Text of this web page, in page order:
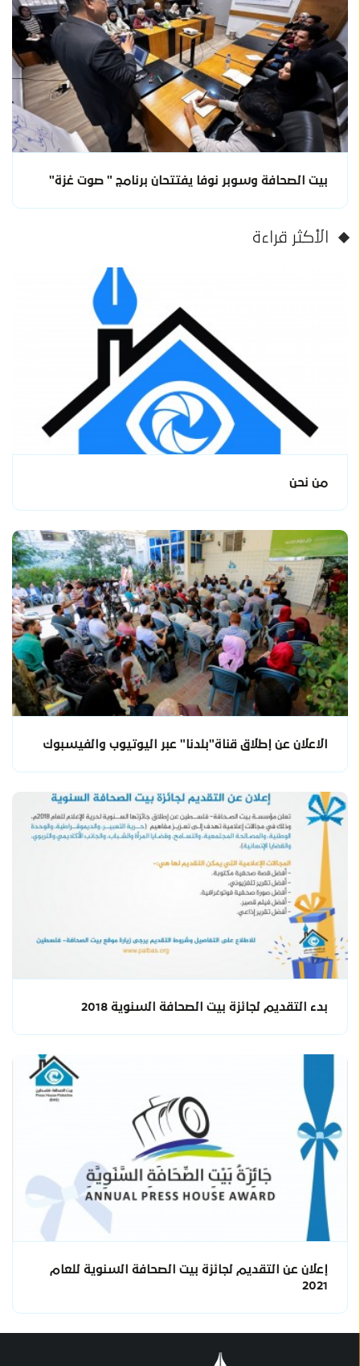
بيت الصحافة وسوبر نوفا يفتتحان برنامج " صوت غزة"
الأكثر قراءة
من نحن
الاعلان عن إطلاق قناة"بلدنا" عبر اليوتيوب والفيسبوك
بدء التقديم لجائزة بيت الصحافة السنوية 2018
إعلان عن التقديم لجائزة بيت الصحافة السنوية للعام
2021